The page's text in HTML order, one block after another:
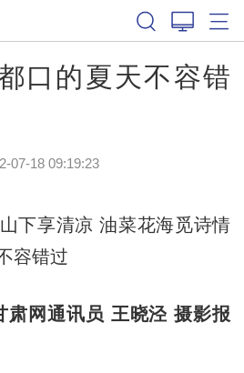
口的夏天不容错
07-18 09:19:23
享清凉 油菜花海觅诗情
容错过
肃网通讯员 王晓泾 摄影报